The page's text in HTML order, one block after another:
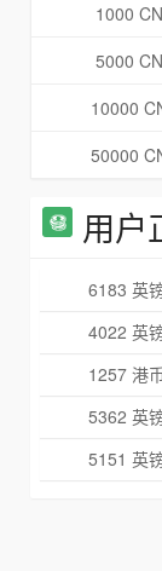
1000
5000
10000
50000
用户
6183 英
4022 英
1257 港
5362 英
5151 英